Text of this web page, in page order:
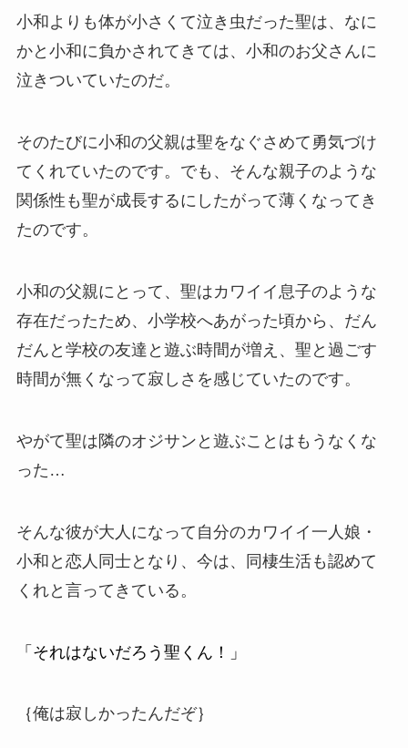
小和よりも体が小さくて泣き虫だった聖は、なに
かと小和に負かされてきては、小和のお父さんに
泣きついていたのだ。
そのたびに小和の父親は聖をなぐさめて勇気づけ
てくれていたのです。でも、そんな親子のような
関係性も聖が成長するにしたがって薄くなってき
たのです。
小和の父親にとって、聖はカワイイ息子のような
存在だったため、小学校へあがった頃から、だん
だんと学校の友達と遊ぶ時間が増え、聖と過ごす
時間が無くなって寂しさを感じていたのです。
やがて聖は隣のオジサンと遊ぶことはもうなくな
った…
そんな彼が大人になって自分のカワイイ一人娘・
小和と恋人同士となり、今は、同棲生活も認めて
くれと言ってきている。
「それはないだろう聖くん！」
｛俺は寂しかったんだぞ｝